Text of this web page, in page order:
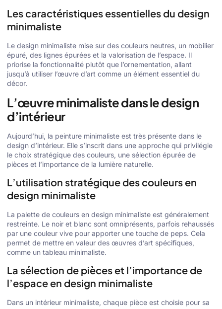
Les caractéristiques essentielles du design
minimaliste
Le design minimaliste mise sur des couleurs neutres, un mobilier
épuré, des lignes épurées et la valorisation de l’espace. Il
priorise la fonctionnalité plutôt que l’ornementation, allant
jusqu’à utiliser l’œuvre d’art comme un élément essentiel du
décor.
L’œuvre minimaliste dans le design
d’intérieur
Aujourd’hui, la peinture minimaliste est très présente dans le
design d’intérieur. Elle s’inscrit dans une approche qui privilégie
le choix stratégique des couleurs, une sélection épurée de
pièces et l’importance de la lumière naturelle.
L’utilisation stratégique des couleurs en
design minimaliste
La palette de couleurs en design minimaliste est généralement
restreinte. Le noir et blanc sont omniprésents, parfois rehaussés
par une couleur vive pour apporter une touche de peps. Cela
permet de mettre en valeur des œuvres d’art spécifiques,
comme un tableau minimaliste.
La sélection de pièces et l’importance de
l’espace en design minimaliste
Dans un intérieur minimaliste, chaque pièce est choisie pour sa